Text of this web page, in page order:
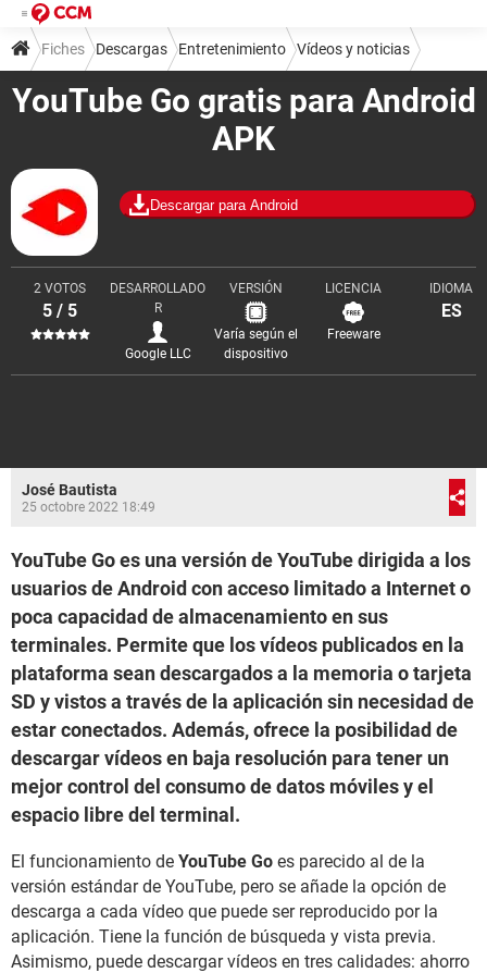
YouTube Go gratis para Android
APK
Descargar para Android
2 VOTOS
5 / 5
DESARROLLADO
R
Google LLC
VERSIÓN
Varía según el
dispositivo
LICENCIA
Freeware
IDIOMA
ES
Fiches Descargas Entretenimiento Vídeos y noticias
José Bautista
25 octobre 2022 18:49
YouTube Go es una versión de YouTube dirigida a los
usuarios de Android con acceso limitado a Internet o
poca capacidad de almacenamiento en sus
terminales. Permite que los vídeos publicados en la
plataforma sean descargados a la memoria o tarjeta
SD y vistos a través de la aplicación sin necesidad de
estar conectados. Además, ofrece la posibilidad de
descargar vídeos en baja resolución para tener un
mejor control del consumo de datos móviles y el
espacio libre del terminal.
El funcionamiento de YouTube Go es parecido al de la
versión estándar de YouTube, pero se añade la opción de
descarga a cada vídeo que puede ser reproducido por la
aplicación. Tiene la función de búsqueda y vista previa.
Asimismo, puede descargar vídeos en tres calidades: ahorro